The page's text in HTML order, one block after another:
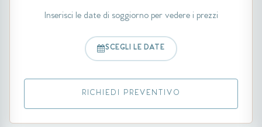
Inserisci le date di soggiorno per vedere i prezzi
SCEGLI LE DATE
RICHIEDI PREVENTIVO